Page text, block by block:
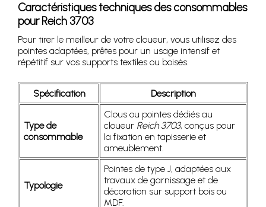
Caractéristiques techniques des consommables
pour Reich 3703
Pour tirer le meilleur de votre cloueur, vous utilisez des
pointes adaptées, prêtes pour un usage intensif et
répétitif sur vos supports textiles ou boisés.
Spécification Description
Type de
consommable
Clous ou pointes dédiés au
cloueur Reich 3703, conçus pour
la fixation en tapisserie et
ameublement.
Typologie
Pointes de type J, adaptées aux
travaux de garnissage et de
décoration sur support bois ou
MDF.